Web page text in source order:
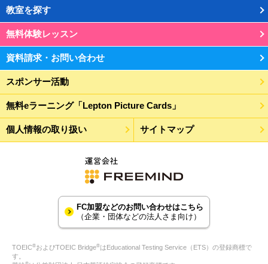
教室を探す
無料体験レッスン
資料請求・お問い合わせ
スポンサー活動
無料eラーニング「Lepton Picture Cards」
個人情報の取り扱い サイトマップ
FC加盟などのお問い合わせはこちら
（企業・団体などの法人さま向け）
TOEIC®およびTOEIC Bridge®はEducational Testing Service（ETS）の登録商標で
す。